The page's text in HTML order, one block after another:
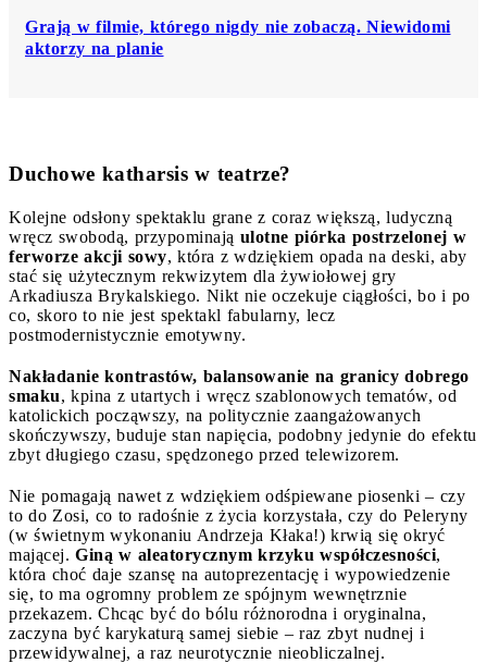
Grają w filmie, którego nigdy nie zobaczą. Niewidomi
aktorzy na planie
Duchowe katharsis w teatrze?
Kolejne odsłony spektaklu grane z coraz większą, ludyczną
wręcz swobodą, przypominają ulotne piórka postrzelonej w
ferworze akcji sowy, która z wdziękiem opada na deski, aby
stać się użytecznym rekwizytem dla żywiołowej gry
Arkadiusza Brykalskiego. Nikt nie oczekuje ciągłości, bo i po
co, skoro to nie jest spektakl fabularny, lecz
postmodernistycznie emotywny.
Nakładanie kontrastów, balansowanie na granicy dobrego
smaku, kpina z utartych i wręcz szablonowych tematów, od
katolickich począwszy, na politycznie zaangażowanych
skończywszy, buduje stan napięcia, podobny jedynie do efektu
zbyt długiego czasu, spędzonego przed telewizorem.
Nie pomagają nawet z wdziękiem odśpiewane piosenki – czy
to do Zosi, co to radośnie z życia korzystała, czy do Peleryny
(w świetnym wykonaniu Andrzeja Kłaka!) krwią się okryć
mającej. Giną w aleatorycznym krzyku współczesności,
która choć daje szansę na autoprezentację i wypowiedzenie
się, to ma ogromny problem ze spójnym wewnętrznie
przekazem. Chcąc być do bólu różnorodna i oryginalna,
zaczyna być karykaturą samej siebie – raz zbyt nudnej i
przewidywalnej, a raz neurotycznie nieobliczalnej.